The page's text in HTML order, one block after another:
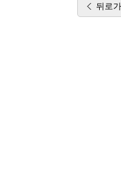
뒤로